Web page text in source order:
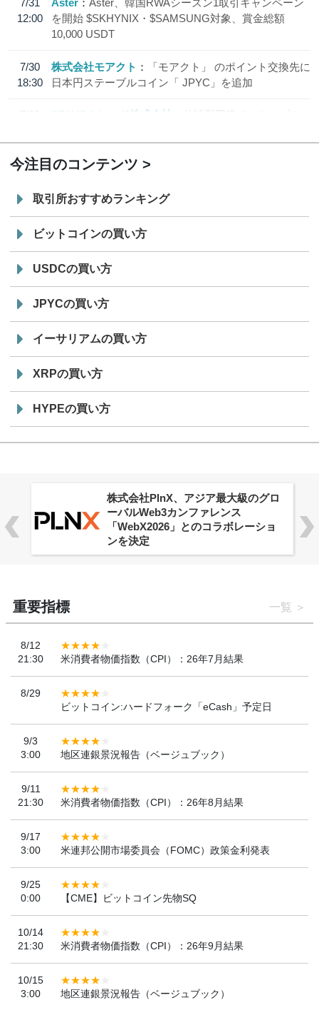
7/31
12:00
Aster
Aster、韓国RWAシーズン1取引キャンペーン
を開始 $SKHYNIX・$SAMSUNG対象、賞金総額
10,000 USDT
7/30
18:30
株式会社モアクト
「モアクト」 のポイント交換先に
日本円ステーブルコイン「 JPYC」を追加
7/29
SBI VCトレード株式会社
信託型円建てステーブル
今注目のコンテンツ
取引所おすすめランキング
ビットコインの買い方
USDCの買い方
JPYCの買い方
イーサリアムの買い方
XRPの買い方
HYPEの買い方
株式会社PlnX、アジア最大級のグロ
ーバルWeb3カンファレンス
「WebX2026」とのコラボレーショ
ンを決定
重要指標 一覧
8/12
21:30
米消費者物価指数（CPI）：26年7月結果
8/29
ビットコイン:ハードフォーク「eCash」予定日
9/3
3:00
地区連銀景況報告（ベージュブック）
9/11
21:30
米消費者物価指数（CPI）：26年8月結果
9/17
3:00
米連邦公開市場委員会（FOMC）政策金利発表
9/25
0:00
【CME】ビットコイン先物SQ
10/14
21:30
米消費者物価指数（CPI）：26年9月結果
10/15
3:00
地区連銀景況報告（ベージュブック）